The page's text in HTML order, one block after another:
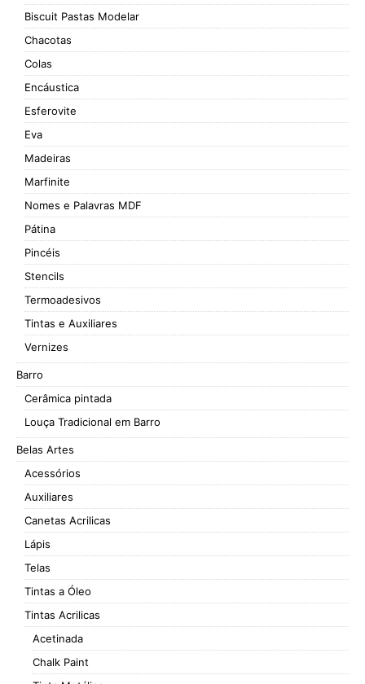
Biscuit Pastas Modelar
Chacotas
Colas
Encáustica
Esferovite
Eva
Madeiras
Marfinite
Nomes e Palavras MDF
Pátina
Pincéis
Stencils
Termoadesivos
Tintas e Auxiliares
Vernizes
Barro
Cerâmica pintada
Louça Tradicional em Barro
Belas Artes
Acessórios
Auxiliares
Canetas Acrilicas
Lápis
Telas
Tintas a Óleo
Tintas Acrilicas
Acetinada
Chalk Paint